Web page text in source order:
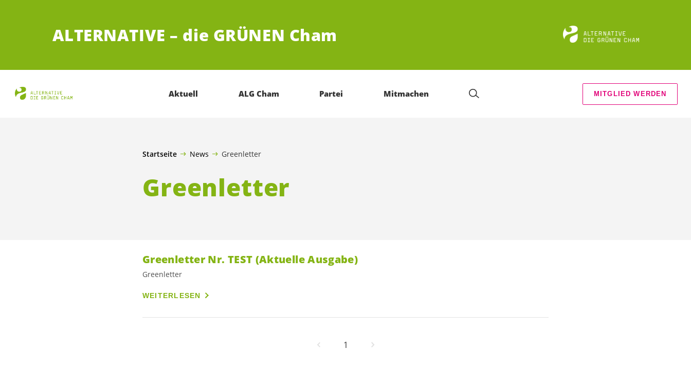
ALTERNATIVE – die GRÜNEN Cham
Aktuell ALG Cham Partei Mitmachen MITGLIED WERDEN
Startseite News Greenletter
Greenletter
Greenletter Nr. TEST (Aktuelle Ausgabe)
Greenletter
WEITERLESEN
1